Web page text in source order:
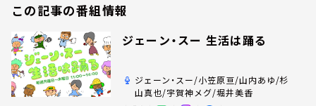
この記事の番組情報
ジェーン・スー 生活は踊る
ジェーン・スー/小笠原亘/山内あゆ/杉
山真也/宇賀神メグ/堀井美香